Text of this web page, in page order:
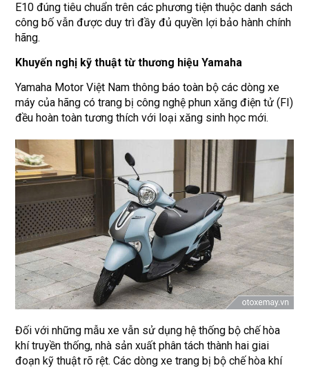
E10 đúng tiêu chuẩn trên các phương tiện thuộc danh sách
công bố vẫn được duy trì đầy đủ quyền lợi bảo hành chính
hãng.
Khuyến nghị kỹ thuật từ thương hiệu Yamaha
Yamaha Motor Việt Nam thông báo toàn bộ các dòng xe
máy của hãng có trang bị công nghệ phun xăng điện tử (FI)
đều hoàn toàn tương thích với loại xăng sinh học mới.
Đối với những mẫu xe vẫn sử dụng hệ thống bộ chế hòa
khí truyền thống, nhà sản xuất phân tách thành hai giai
đoạn kỹ thuật rõ rệt. Các dòng xe trang bị bộ chế hòa khí